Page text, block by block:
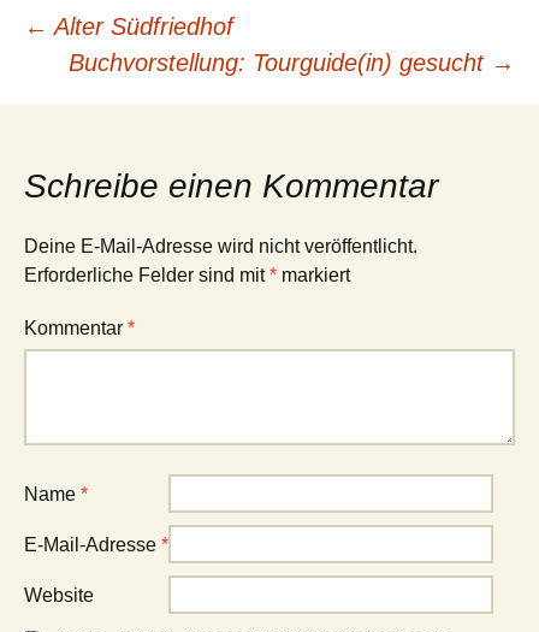
Beitrags-
Navigation
← Alter Südfriedhof
Buchvorstellung: Tourguide(in) gesucht →
Schreibe einen Kommentar
Deine E-Mail-Adresse wird nicht veröffentlicht.
Erforderliche Felder sind mit* markiert
Kommentar *
Name *
E-Mail-Adresse *
Website